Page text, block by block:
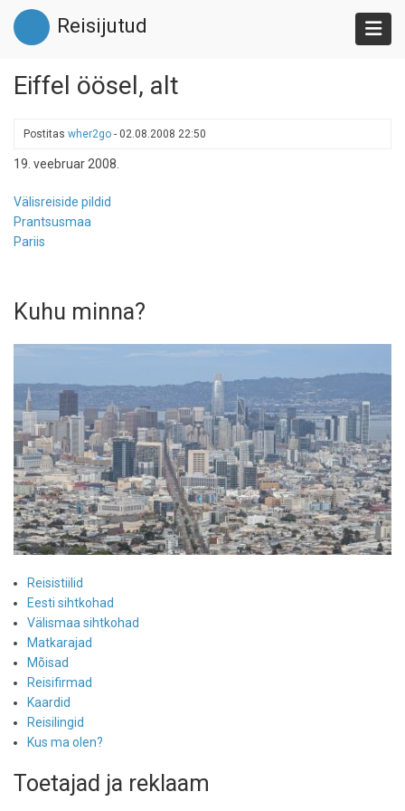
Liigu
edasi
põhisisu
Reisijutud
Eiffel öösel, alt
Postitas wher2go - 02.08.2008 22:50
19. veebruar 2008.
Välisreiside pildid
Prantsusmaa
Pariis
Kuhu minna?
Reisistiilid
Eesti sihtkohad
Välismaa sihtkohad
Matkarajad
Mõisad
Reisifirmad
Kaardid
Reisilingid
Kus ma olen?
Toetajad ja reklaam